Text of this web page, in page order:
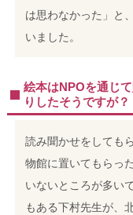
は思わなかった」と
いました。
絵本はNPOを通じ
りしたそうですが？
読み聞かせをしても
物館に置いてもらっ
いないところが多い
もある下村先生が、